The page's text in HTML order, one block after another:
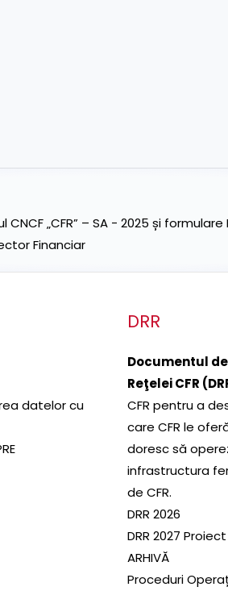
„CFR” – SA - 2025 și formulare
Financiar
datelor cu
DRR
Documentul
Reţelei CFR
CFR pentru a
care CFR le
doresc să
infrastructura
de CFR.
DRR 2026
DRR 2027 Proiect
ARHIVĂ
Proceduri